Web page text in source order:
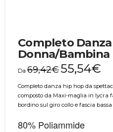
Completo
Donna/Bambina
Da69,42€55,54€
Completo danza hip hop da
composto da Maxi-maglia in lycra
bordino sul giro collo e fascia
80% Poliammide